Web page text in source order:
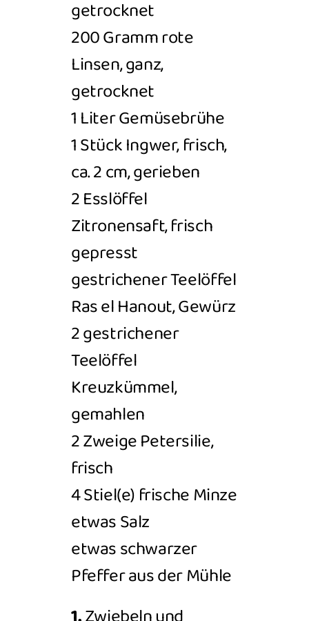
getrocknet
200 Gramm rote
Linsen, ganz,
getrocknet
1 Liter Gemüsebrühe
1 Stück Ingwer, frisch,
ca. 2 cm, gerieben
2 Esslöffel
Zitronensaft, frisch
gepresst
gestrichener Teelöffel
Ras el Hanout, Gewürz
2 gestrichener
Teelöffel
Kreuzkümmel,
gemahlen
2 Zweige Petersilie,
frisch
4 Stiel(e) frischeMinze
etwas Salz
etwas schwarzer
Pfeffer aus der Mühle